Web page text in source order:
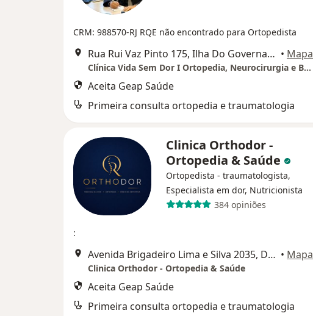
CRM: 988570-RJ RQE não encontrado para Ortopedista
Rua Rui Vaz Pinto 175, Ilha Do Governador • Mapa
Clínica Vida Sem Dor I Ortopedia, Neurocirurgia e Buco Maxilo Facial em São Gonçalo e Niterói - RJ
Aceita Geap Saúde
Primeira consulta ortopedia e traumatologia
Clinica Orthodor -
Ortopedia & Saúde
Ortopedista - traumatologista,
Especialista em dor, Nutricionista
384 opiniões
:
Avenida Brigadeiro Lima e Silva 2035, Duque de Caxias • Mapa
Clinica Orthodor - Ortopedia & Saúde
Aceita Geap Saúde
Primeira consulta ortopedia e traumatologia